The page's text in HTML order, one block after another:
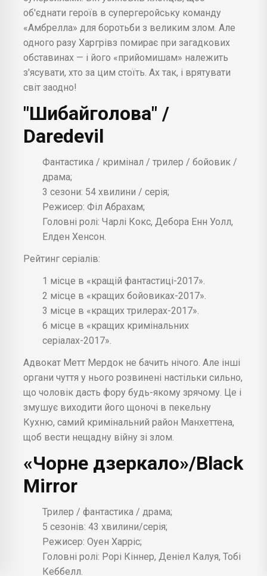
об'єднати героїв в супергеройську команду
«Амбрелла» для боротьби з великим злом. Але
одного разу Харгрівз помирає при загадкових
обставинах — і його «прийомишам» належить
з'ясувати, хто за цим стоїть. Ах так, і врятувати
світ заодно!
"Шибайголова" /
Daredevil
Фантастика / кримінал / трилер / бойовик /
драма;
3 сезони: 54 хвилини / серія;
Режисер: Філ Абрахам;
Головні ролі: Чарлі Кокс, Дебора Енн Уолл,
Елден Хенсон.
Рейтинг серіалів:
1 місце в «кращій фантастиці-2017».
2 місце в «кращих бойовиках-2017».
3 місце в «кращих трилерах-2017».
6 місце в «кращих кримінальних
серіалах-2017».
Адвокат Метт Мердок не бачить нічого. Але інші
органи чуття у нього розвинені настільки сильно,
що чоловік дасть фору будь-якому зрячому. Це і
змушує виходити його щоночі в пекельну
Кухню, самий кримінальний район Манхеттена,
щоб вести нещадну війну зі злом.
«Чорне дзеркало»/Black
Mirror
Трилер / фантастика / драма;
5 сезонів: 43 хвилини/серія;
Режисер: Оуен Харріс;
Головні ролі: Рорі Кіннер, Деніел Калуя, Тобі
Кеббелл.